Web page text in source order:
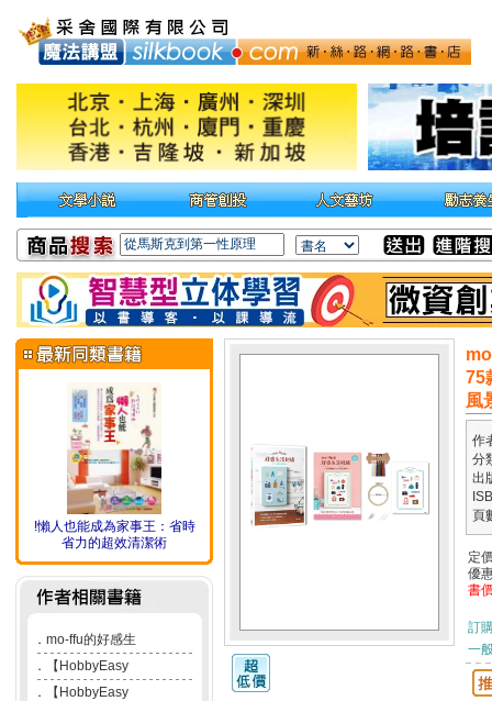
!懶人也能成為家事王：省時
省力的超效清潔術
． mo-ffu的好感生
．
【HobbyEasy
．
【HobbyEasy
75
風
作
分
出
頁
定
優
書
訂
一